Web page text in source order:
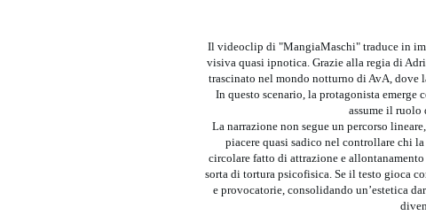
Il videoclip di "MangiaMaschi" traduce in
visiva quasi ipnotica. Grazie alla regia di
trascinato nel mondo notturno di AvA, dove
In questo scenario, la protagonista
assume il ruolo
La narrazione non segue un percorso
piacere quasi sadico nel controllare chi
circolare fatto di attrazione e
sorta di tortura psicofisica. Se il testo gioca
e provocatorie, consolidando un’estetica